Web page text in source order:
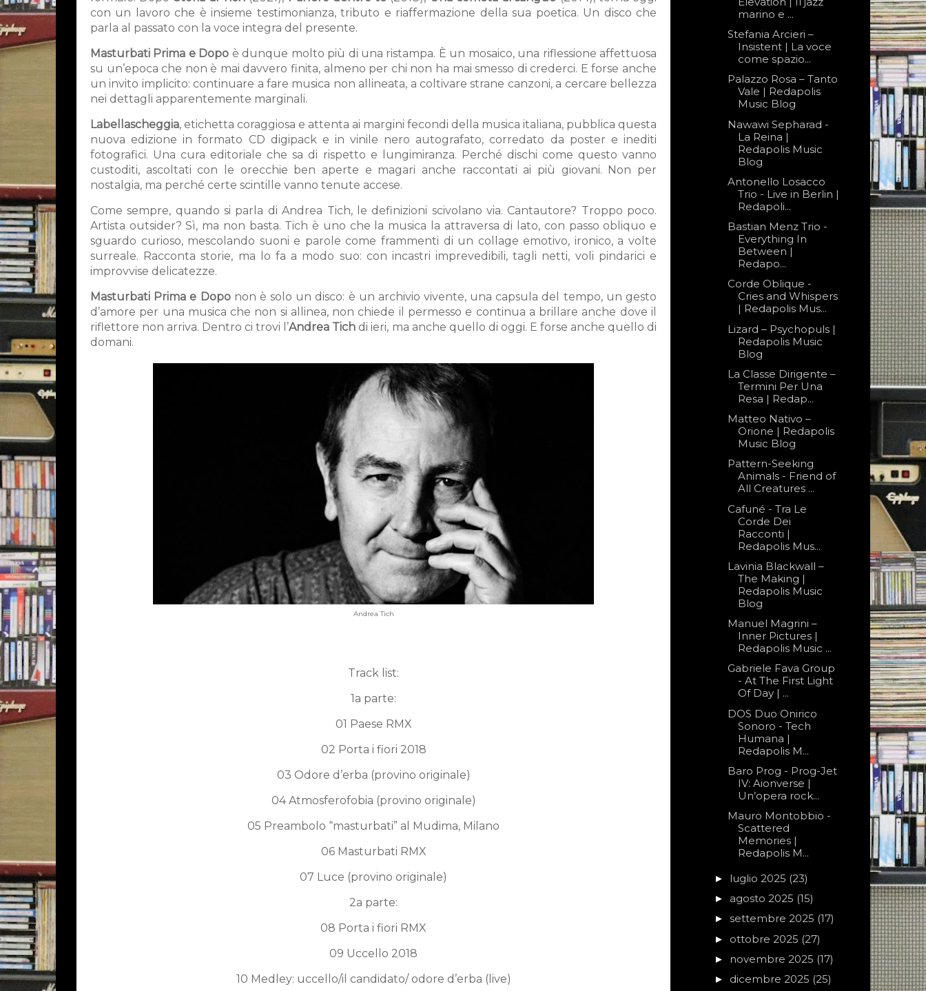
con un lavoro che è insieme testimonianza, tributo e riaffermazione della sua poetica. Un disco che
parla al passato con la voce integra del presente.
Masturbati Prima e Dopo è dunque molto più di una ristampa. È un mosaico, una riflessione affettuosa
su un’epoca che non è mai davvero finita, almeno per chi non ha mai smesso di crederci. E forse anche
un invito implicito: continuare a fare musica non allineata, a coltivare strane canzoni, a cercare bellezza
nei dettagli apparentemente marginali.
Labellascheggia, etichetta coraggiosa e attenta ai margini fecondi della musica italiana, pubblica questa
nuova edizione in formato CD digipack e in vinile nero autografato, corredato da poster e inediti
fotografici. Una cura editoriale che sa di rispetto e lungimiranza. Perché dischi come questo vanno
custoditi, ascoltati con le orecchie ben aperte e magari anche raccontati ai più giovani. Non per
nostalgia, ma perché certe scintille vanno tenute accese.
Come sempre, quando si parla di Andrea Tich, le definizioni scivolano via. Cantautore? Troppo poco.
Artista outsider? Sì, ma non basta. Tich è uno che la musica la attraversa di lato, con passo obliquo e
sguardo curioso, mescolando suoni e parole come frammenti di un collage emotivo, ironico, a volte
surreale. Racconta storie, ma lo fa a modo suo: con incastri imprevedibili, tagli netti, voli pindarici e
improvvise delicatezze.
Masturbati Prima e Doponon è solo un disco: è un archivio vivente, una capsula del tempo, un gesto
d’amore per una musica che non si allinea, non chiede il permesso e continua a brillare anche dove il
riflettore non arriva. Dentro ci trovi l’Andrea Tich di ieri, ma anche quello di oggi. E forse anche quello di
domani.
Andrea Tich
Track list:
1a parte:
01 Paese RMX
02 Porta i fiori 2018
03 Odore d ’erba (provino originale)
04 Atmosferofobia (provino originale)
05 Preambolo “masturbati” al Mudima, Milano
06 Masturbati RMX
07 Luce (provino originale)
2a parte:
08 Porta i fiori RMX
09 Uccello 2018
10 Medley: uccello/il candidato/ odore d ’erba (live)
marino e ...
Stefania Arcieri –
Insistent | La voce
come spazio...
Palazzo Rosa – Tanto
Vale | Redapolis
Music Blog
Nawawi Sepharad -
La Reina |
Redapolis Music
Blog
Antonello Losacco
Trio - Live in Berlin |
Redapoli...
Bastian Menz Trio -
Everything In
Between |
Redapo...
Corde Oblique -
Cries and Whispers
| Redapolis Mus...
Lizard – Psychopuls |
Redapolis Music
Blog
La Classe Dirigente –
Termini Per Una
Resa | Redap...
Matteo Nativo –
Orione | Redapolis
Music Blog
Pattern-Seeking
Animals - Friend of
All Creatures ...
Cafuné - Tra Le
Corde Dei
Racconti |
Redapolis Mus...
Lavinia Blackwall –
The Making |
Redapolis Music
Blog
Manuel Magrini –
Inner Pictures |
Redapolis Music ...
Gabriele Fava Group
- At The First Light
Of Day | ...
DOS Duo Onirico
Sonoro - Tech
Humana |
Redapolis M...
Baro Prog - Prog-Jet
IV: Aionverse |
Un’opera rock...
Mauro Montobbio -
Scattered
Memories |
Redapolis M...
► luglio 2025 (23)
► agosto 2025 (15)
► settembre 2025 (17)
► ottobre 2025 (27)
► novembre 2025 (17)
► dicembre 2025 (25)